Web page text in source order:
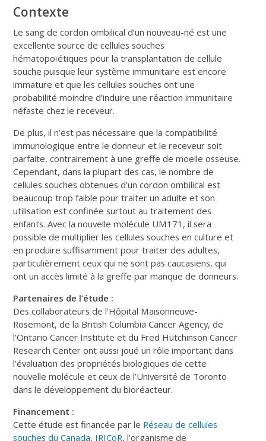
Contexte
Le sang de cordon ombilical d’un nouveau-né est une
excellente source de cellules souches
hématopoïétiques pour la transplantation de cellule
souche puisque leur système immunitaire est encore
immature et que les cellules souches ont une
probabilité moindre d’induire une réaction immunitaire
néfaste chez le receveur.
De plus, il n’est pas nécessaire que la compatibilité
immunologique entre le donneur et le receveur soit
parfaite, contrairement à une greffe de moelle osseuse.
Cependant, dans la plupart des cas, le nombre de
cellules souches obtenues d’un cordon ombilical est
beaucoup trop faible pour traiter un adulte et son
utilisation est confinée surtout au traitement des
enfants. Avec la nouvelle molécule UM171, il sera
possible de multiplier les cellules souches en culture et
en produire suffisamment pour traiter des adultes,
particulièrement ceux qui ne sont pas caucasiens, qui
ont un accès limité à la greffe par manque de donneurs.
Partenaires de l’étude :
Des collaborateurs de l’Hôpital Maisonneuve-
Rosemont, de la British Columbia Cancer Agency, de
l’Ontario Cancer Institute et du Fred Hutchinson Cancer
Research Center ont aussi joué un rôle important dans
l’évaluation des propriétés biologiques de cette
nouvelle molécule et ceux de l’Université de Toronto
dans le développement du bioréacteur.
Financement :
Cette étude est financée par le Réseau de cellules
souches du Canada, IRICoR, l’organisme de